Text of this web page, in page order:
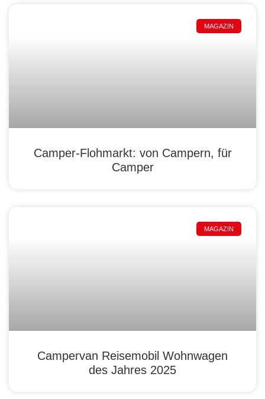
MAGAZIN
Camper-Flohmarkt: von Campern, für
Camper
MAGAZIN
Campervan Reisemobil Wohnwagen
des Jahres 2025